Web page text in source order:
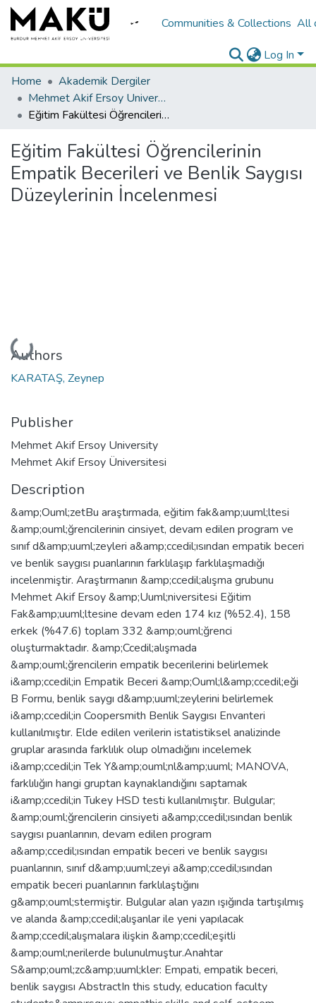
Communities & Collections All
Log In
Home
Akademik Dergiler
Mehmet Akif Ersoy University Journal of Education Faculty
Eğitim Fakültesi Öğrencilerinin Empatik Becerileri ve Benlik Saygısı Düzeylerinin İncelenmesi
Eğitim Fakültesi Öğrencilerinin
Empatik Becerileri ve Benlik Saygısı
Düzeylerinin İncelenmesi
Loading...
Authors
KARATAŞ, Zeynep
Publisher
Mehmet Akif Ersoy University
Mehmet Akif Ersoy Üniversitesi
Description
&amp;Ouml;zetBu araştırmada, eğitim fak&amp;uuml;ltesi
&amp;ouml;ğrencilerinin cinsiyet, devam edilen program ve
sınıf d&amp;uuml;zeyleri a&amp;ccedil;ısından empatik beceri
ve benlik saygısı puanlarının farklılaşıp farklılaşmadığı
incelenmiştir. Araştırmanın &amp;ccedil;alışma grubunu
Mehmet Akif Ersoy &amp;Uuml;niversitesi Eğitim
Fak&amp;uuml;ltesine devam eden 174 kız (%52.4), 158
erkek (%47.6) toplam 332 &amp;ouml;ğrenci
oluşturmaktadır. &amp;Ccedil;alışmada
&amp;ouml;ğrencilerin empatik becerilerini belirlemek
i&amp;ccedil;in Empatik Beceri &amp;Ouml;l&amp;ccedil;eği
B Formu, benlik saygı d&amp;uuml;zeylerini belirlemek
i&amp;ccedil;in Coopersmith Benlik Saygısı Envanteri
kullanılmıştır. Elde edilen verilerin istatistiksel analizinde
gruplar arasında farklılık olup olmadığını incelemek
i&amp;ccedil;in Tek Y&amp;ouml;nl&amp;uuml; MANOVA,
farklılığın hangi gruptan kaynaklandığını saptamak
i&amp;ccedil;in Tukey HSD testi kullanılmıştır. Bulgular;
&amp;ouml;ğrencilerin cinsiyeti a&amp;ccedil;ısından benlik
saygısı puanlarının, devam edilen program
a&amp;ccedil;ısından empatik beceri ve benlik saygısı
puanlarının, sınıf d&amp;uuml;zeyi a&amp;ccedil;ısından
empatik beceri puanlarının farklılaştığını
g&amp;ouml;stermiştir. Bulgular alan yazın ışığında tartışılmış
ve alanda &amp;ccedil;alışanlar ile yeni yapılacak
&amp;ccedil;alışmalara ilişkin &amp;ccedil;eşitli
&amp;ouml;nerilerde bulunulmuştur.Anahtar
S&amp;ouml;zc&amp;uuml;kler: Empati, empatik beceri,
benlik saygısı AbstractIn this study, education faculty